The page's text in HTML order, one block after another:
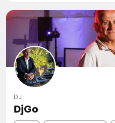
DJ
DjGo